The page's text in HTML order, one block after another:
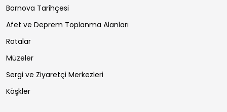
Bornova Tarihçesi
Afet ve Deprem Toplanma Alanları
Rotalar
Müzeler
Sergi ve Ziyaretçi Merkezleri
Köşkler